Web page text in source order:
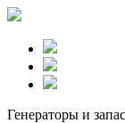
Генераторы и